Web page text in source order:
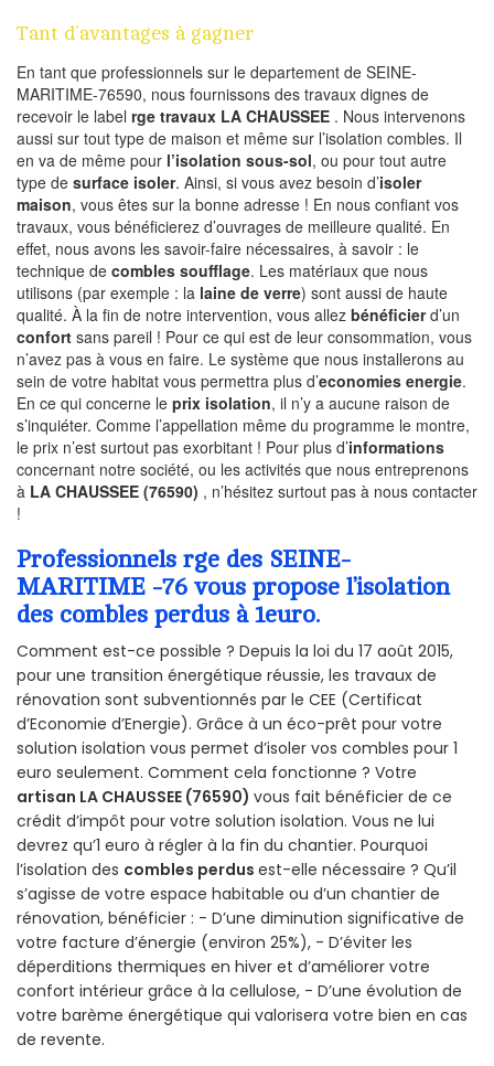
Tant d’avantages à gagner
En tant que professionnels sur le departement de SEINE-
MARITIME-76590, nous fournissons des travaux dignes de
recevoir le label rge travaux LA CHAUSSEE . Nous intervenons
aussi sur tout type de maison et même sur l’isolation combles. Il
en va de même pour l’isolation sous-sol, ou pour tout autre
type de surface isoler. Ainsi, si vous avez besoin d’isoler
maison, vous êtes sur la bonne adresse ! En nous confiant vos
travaux, vous bénéficierez d’ouvrages de meilleure qualité. En
effet, nous avons les savoir-faire nécessaires, à savoir : le
technique de combles soufflage. Les matériaux que nous
utilisons (par exemple : la laine de verre) sont aussi de haute
qualité. À la fin de notre intervention, vous allez bénéficierd’un
confort sans pareil ! Pour ce qui est de leur consommation, vous
n’avez pas à vous en faire. Le système que nous installerons au
sein de votre habitat vous permettra plus d’economies energie.
En ce qui concerne le prix isolation, il n’y a aucune raison de
s’inquiéter. Comme l’appellation même du programme le montre,
le prix n’est surtout pas exorbitant ! Pour plus d’informations
concernant notre société, ou les activités que nous entreprenons
à LA CHAUSSEE (76590) , n’hésitez surtout pas à nous contacter
!
Professionnels rge des SEINE-
MARITIME -76 vous propose l’isolation
des combles perdus à 1euro.
Comment est-ce possible ? Depuis la loi du 17 août 2015,
pour une transition énergétique réussie, les travaux de
rénovation sont subventionnés par le CEE (Certificat
d’Economie d’Energie). Grâce à un éco-prêt pour votre
solution isolation vous permet d’isoler vos combles pour 1
euro seulement. Comment cela fonctionne ? Votre
artisan LA CHAUSSEE (76590) vous fait bénéficier de ce
crédit d’impôt pour votre solution isolation. Vous ne lui
devrez qu’1 euro à régler à la fin du chantier. Pourquoi
l’isolation des combles perdus est-elle nécessaire ? Qu’il
s’agisse de votre espace habitable ou d’un chantier de
rénovation, bénéficier : - D’une diminution significative de
votre facture d’énergie (environ 25%), - D’éviter les
déperditions thermiques en hiver et d’améliorer votre
confort intérieur grâce à la cellulose, - D’une évolution de
votre barème énergétique qui valorisera votre bien en cas
de revente.